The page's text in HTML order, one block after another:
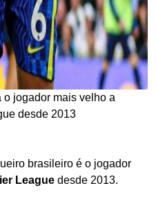
jogador mais velho a
desde 2013
brasileiro é o jogador
League desde 2013.